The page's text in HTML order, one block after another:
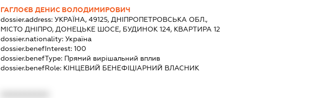
ГАГЛОЄВ ДЕНИС ВОЛОДИМИРОВИЧ
dossier.address: УКРАЇНА, 49125, ДНІПРОПЕТРОВСЬКА ОБЛ.,
МІСТО ДНІПРО, ДОНЕЦЬКЕ ШОСЕ, БУДИНОК 124, КВАРТИРА 12
dossier.nationality: Україна
dossier.benefInterest: 100
dossier.benefType: Прямий вирішальний вплив
dossier.benefRole: КІНЦЕВИЙ БЕНЕФІЦІАРНИЙ ВЛАСНИК